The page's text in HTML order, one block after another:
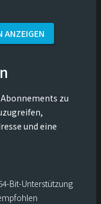
ANZEIGEN
zu
und eine
Bit-Unterstützung